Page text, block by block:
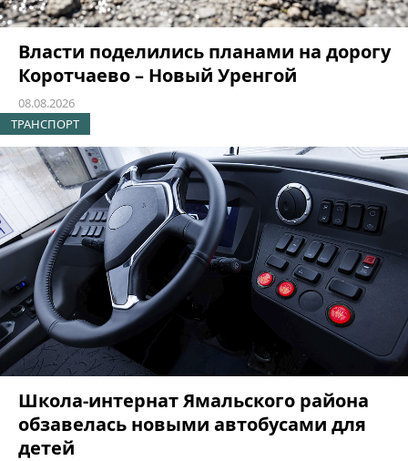
Власти поделились планами на дорогу
Коротчаево – Новый Уренгой
08.08.2026
ТРАНСПОРТ
Школа-интернат Ямальского района
обзавелась новыми автобусами для
детей